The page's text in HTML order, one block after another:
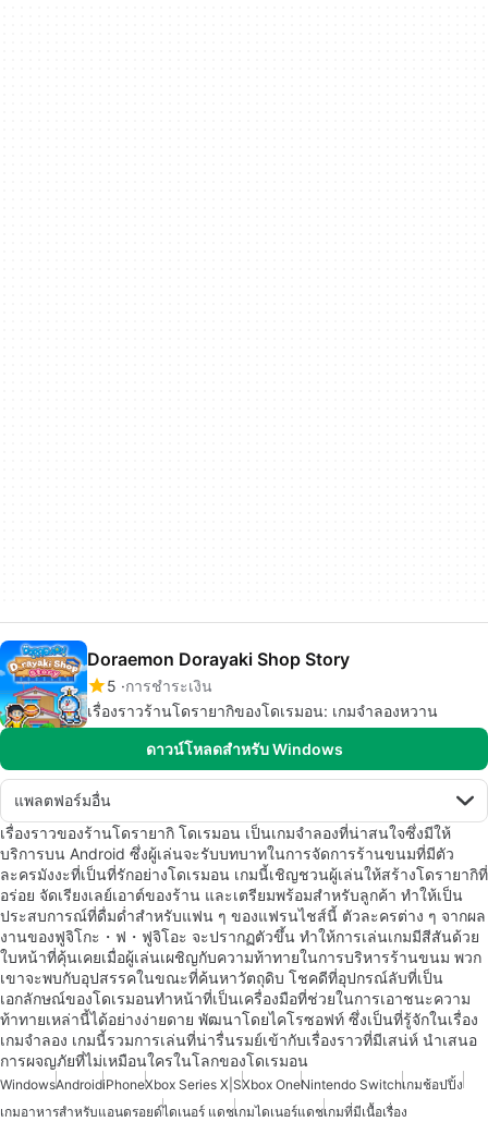
Doraemon Dorayaki Shop Story
5 การชำระเงิน
เรื่องราวร้านโดรายากิของโดเรมอน: เกมจำลองหวาน
ดาวน์โหลดสำหรับ Windows
แพลตฟอร์มอื่น
เรื่องราวของร้านโดรายากิ โดเรมอน เป็นเกมจำลองที่น่าสนใจซึ่งมีให้
บริการบน Android ซึ่งผู้เล่นจะรับบทบาทในการจัดการร้านขนมที่มีตัว
ละครมังงะที่เป็นที่รักอย่างโดเรมอน เกมนี้เชิญชวนผู้เล่นให้สร้างโดรายากิที่
อร่อย จัดเรียงเลย์เอาต์ของร้าน และเตรียมพร้อมสำหรับลูกค้า ทำให้เป็น
ประสบการณ์ที่ดื่มด่ำสำหรับแฟน ๆ ของแฟรนไชส์นี้ ตัวละครต่าง ๆ จากผล
งานของฟูจิโกะ・ฟ・ฟูจิโอะ จะปรากฏตัวขึ้น ทำให้การเล่นเกมมีสีสันด้วย
ใบหน้าที่คุ้นเคยเมื่อผู้เล่นเผชิญกับความท้าทายในการบริหารร้านขนม พวก
เขาจะพบกับอุปสรรคในขณะที่ค้นหาวัตถุดิบ โชคดีที่อุปกรณ์ลับที่เป็น
เอกลักษณ์ของโดเรมอนทำหน้าที่เป็นเครื่องมือที่ช่วยในการเอาชนะความ
ท้าทายเหล่านี้ได้อย่างง่ายดาย พัฒนาโดยไคโรซอฟท์ ซึ่งเป็นที่รู้จักในเรื่อง
เกมจำลอง เกมนี้รวมการเล่นที่น่ารื่นรมย์เข้ากับเรื่องราวที่มีเสน่ห์ นำเสนอ
การผจญภัยที่ไม่เหมือนใครในโลกของโดเรมอน
WindowsAndroidiPhoneXbox Series X|SXbox OneNintendo Switchเกมช้อปปิ้ง
เกมอาหารสำหรับแอนดรอยด์ไดเนอร์ แดชเกมไดเนอร์แดชเกมที่มีเนื้อเรื่อง